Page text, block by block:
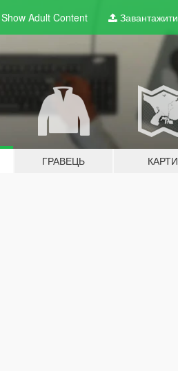
Show Adult Content Завантажити
ГРАВЕЦЬ КАРТИ